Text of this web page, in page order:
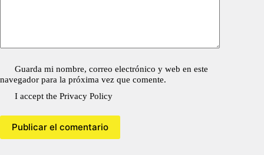
Guarda mi nombre, correo electrónico y web en este
navegador para la próxima vez que comente.
I accept thePrivacy Policy
Publicar el comentario